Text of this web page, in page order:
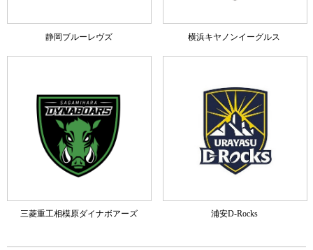
静岡ブルーレヴズ 横浜キヤノンイーグルス
三菱重工相模原ダイナボアーズ 浦安D-Rocks